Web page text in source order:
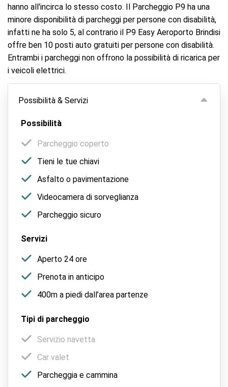
hanno all'incirca lo stesso costo. Il Parcheggio P9 ha una
minore disponibilità di parcheggi per persone con disabilità,
infatti ne ha solo 5, al contrario il P9 Easy Aeroporto Brindisi
offre ben 10 posti auto gratuiti per persone con disabilità.
Entrambi i parcheggi non offrono la possibilità di ricarica per
i veicoli elettrici.
Possibilità & Servizi
Possibilità
Parcheggio coperto
Tieni le tue chiavi
Asfalto o pavimentazione
Videocamera di sorveglianza
Parcheggio sicuro
Servizi
Aperto 24 ore
Prenota in anticipo
400m a piedi dall’area partenze
Tipi di parcheggio
Servizio navetta
Car valet
Parcheggia e cammina